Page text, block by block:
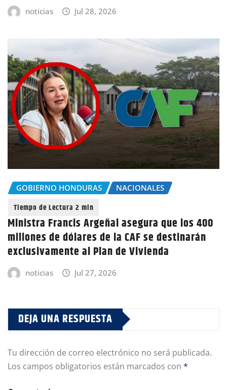
noticias Jul 28, 2026
GOBIERNO HONDURAS NACIONALES
Ministra Francis Argeñal asegura que los 400
millones de dólares de la CAF se destinarán
exclusivamente al Plan de Vivienda
noticias Jul 27, 2026
DEJA UNA RESPUESTA
Tu dirección de correo electrónico no será publicada.
Los campos obligatorios están marcados con *